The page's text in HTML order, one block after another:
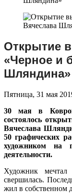
Открытие
«Черное и
Шляндина»
Пятница, 31 мая
30 мая в
состоялось
Вячеслава
50 графических
художником на
деятельности.
Художник
свершилась.
жил в собственном